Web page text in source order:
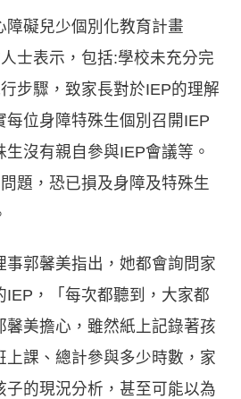
障礙兒少個別化教育計畫
士表示，包括:學校未充分完
步驟，致家長對於IEP的理解
每位身障特殊生個別召開IEP
沒有親自參與IEP會議等。
題，恐已損及身障及特殊生
事郭馨美指出，她都會詢問家
IEP，「每次都聽到，大家都
馨美擔心，雖然紙上記錄著孩
上課、總計參與多少時數，家
子的現況分析，甚至可能以為